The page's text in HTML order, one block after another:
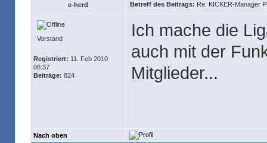
e-herd Betreff des Beitrags: Re: KICKER-Manager
Vorstand
Registriert: 11. Feb 2010
08:37
Beiträge: 824
Ich mache die
auch mit der
Mitglieder...
Nach oben